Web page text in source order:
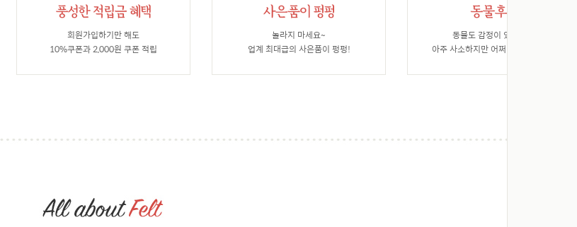
회원가입하기만 해도
10%쿠폰과 2,000원 쿠폰 적립
놀라지 마세요~
업계 최대급의 사은품이 펑펑!
동물도 감정이 있습니다.
아주 사소하지만 어쩌면 가장 소중한